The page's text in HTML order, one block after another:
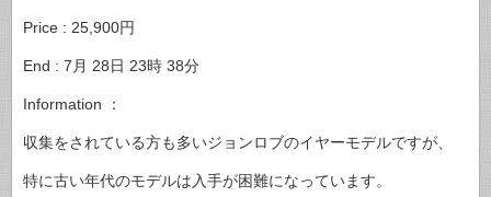
Price : 25,900円
End : 7月 28日 23時 38分
Information ：
収集をされている方も多いジョンロブのイヤーモデルですが、
特に古い年代のモデルは入手が困難になっています。